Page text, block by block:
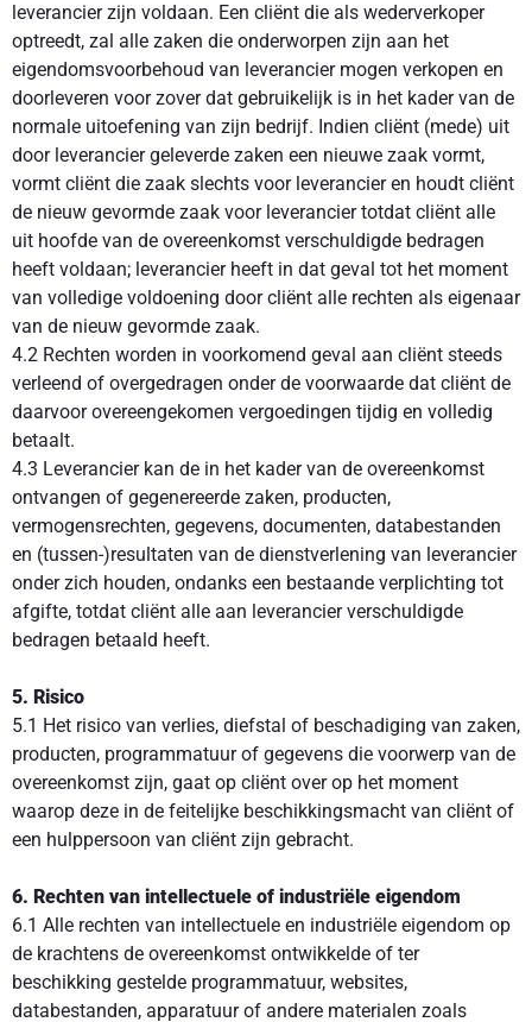
leverancier zijn voldaan. Een cliënt die als wederverkoper
optreedt, zal alle zaken die onderworpen zijn aan het
eigendomsvoorbehoud van leverancier mogen verkopen en
doorleveren voor zover dat gebruikelijk is in het kader van de
normale uitoefening van zijn bedrijf. Indien cliënt (mede) uit
door leverancier geleverde zaken een nieuwe zaak vormt,
vormt cliënt die zaak slechts voor leverancier en houdt cliënt
de nieuw gevormde zaak voor leverancier totdat cliënt alle
uit hoofde van de overeenkomst verschuldigde bedragen
heeft voldaan; leverancier heeft in dat geval tot het moment
van volledige voldoening door cliënt alle rechten als eigenaar
van de nieuw gevormde zaak.
4.2 Rechten worden in voorkomend geval aan cliënt steeds
verleend of overgedragen onder de voorwaarde dat cliënt de
daarvoor overeengekomen vergoedingen tijdig en volledig
betaalt.
4.3 Leverancier kan de in het kader van de overeenkomst
ontvangen of gegenereerde zaken, producten,
vermogensrechten, gegevens, documenten, databestanden
en (tussen-)resultaten van de dienstverlening van leverancier
onder zich houden, ondanks een bestaande verplichting tot
afgifte, totdat cliënt alle aan leverancier verschuldigde
bedragen betaald heeft.
5. Risico
5.1 Het risico van verlies, diefstal of beschadiging van zaken,
producten, programmatuur of gegevens die voorwerp van de
overeenkomst zijn, gaat op cliënt over op het moment
waarop deze in de feitelijke beschikkingsmacht van cliënt of
een hulppersoon van cliënt zijn gebracht.
6. Rechten van intellectuele of industriële eigendom
6.1 Alle rechten van intellectuele en industriële eigendom op
de krachtens de overeenkomst ontwikkelde of ter
beschikking gestelde programmatuur, websites,
databestanden, apparatuur of andere materialen zoals